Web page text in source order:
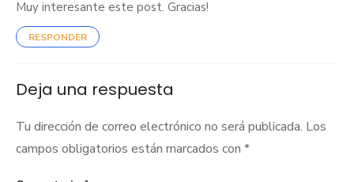
Muy interesante este post. Gracias!
RESPONDER
Deja una respuesta
Tu dirección de correo electrónico no será publicada. Los
campos obligatorios están marcados con *